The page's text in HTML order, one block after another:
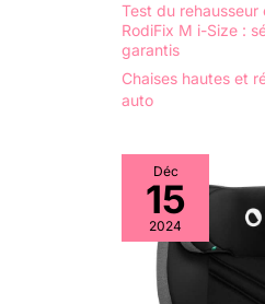
Test du
RodiFix M i-Size :
garantis
Chaises hautes et
auto
Déc
15
2024